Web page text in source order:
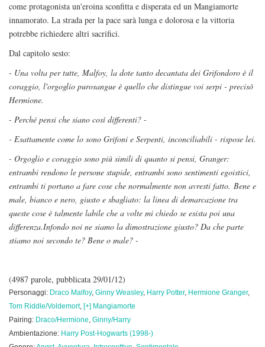
come protagonista un'eroina sconfitta e disperata ed un Mangiamorte
innamorato. La strada per la pace sarà lunga e dolorosa e la vittoria
potrebbe richiedere altri sacrifici.
Dal capitolo sesto:
- Una volta per tutte, Malfoy, la dote tanto decantata dei Grifondoro è il
coraggio, l'orgoglio purosangue è quello che distingue voi serpi - precisò
Hermione.
- Perché pensi che siano così differenti? -
- Esattamente come lo sono Grifoni e Serpenti, inconciliabili - rispose lei.
- Orgoglio e coraggio sono più simili di quanto si pensi, Granger:
entrambi rendono le persone stupide, entrambi sono sentimenti egoistici,
entrambi ti portano a fare cose che normalmente non avresti fatto. Bene e
male, bianco e nero, giusto e sbagliato: la linea di demarcazione tra
queste cose è talmente labile che a volte mi chiedo se esista poi una
differenza.Infondo noi ne siamo la dimostrazione giusto? Da che parte
stiamo noi secondo te? Bene o male? -
(4987 parole, pubblicata 29/01/12)
Personaggi: Draco Malfoy, Ginny Weasley, Harry Potter, Hermione Granger,
Tom Riddle/Voldemort, [+] Mangiamorte
Pairing: Draco/Hermione, Ginny/Harry
Ambientazione: Harry Post-Hogwarts (1998-)